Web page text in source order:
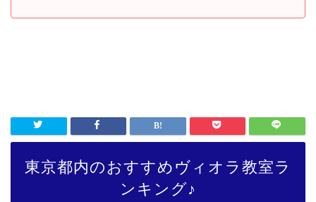
東京都内のおすすめヴィオラ教室ラ
ンキング♪